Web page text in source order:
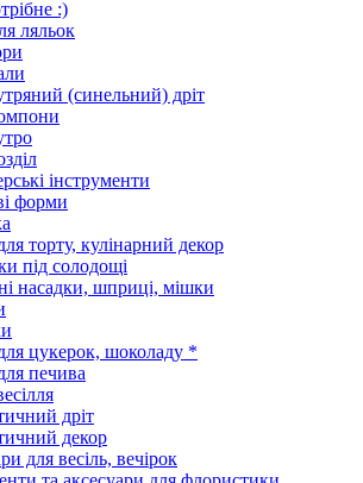
:)
ляльок
(синельний) дріт
інструменти
форми
торту, кулінарний декор
під солодощі
насадки, шприці, мішки
цукерок, шоколаду *
печива
дріт
декор
для весіль, вечірок